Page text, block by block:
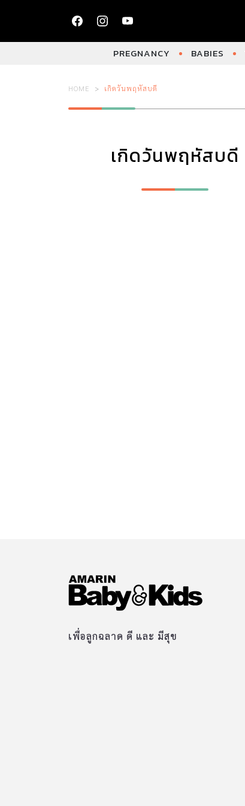
PREGNANCY BABIES
HOME เกิดวันพฤหัสบดี
เกิดวันพฤหัสบดี
เพื่อลูกฉลาด ดี และ มีสุข